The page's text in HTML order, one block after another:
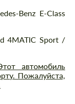
Benz E-Class
4MATIC Sport /
автомобиль
Пожалуйста,